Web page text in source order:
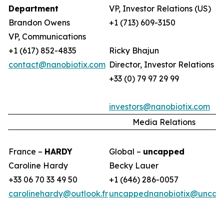
Department
Brandon Owens
VP, Communications
+1 (617) 852-4835
contact@nanobiotix.com
VP, Investor Relations (US)
+1 (713) 609-3150
Ricky Bhajun
Director, Investor Relations
+33 (0) 79 97 29 99
investors@nanobiotix.com
Media Relations
France – HARDY
Caroline Hardy
+33 06 70 33 49 50
carolinehardy@outlook.fr
Global – uncapped
Becky Lauer
+1 (646) 286-0057